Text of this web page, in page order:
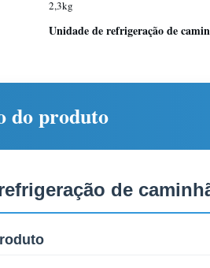
2,3kg
Unidade de refrigeração de
do produto
de